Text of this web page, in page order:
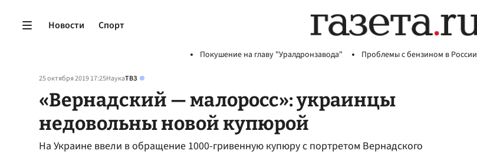
Новости Спорт
Покушение на главу "Уралдронзавода" Проблемы с бензином в России
25 октября 2019 17:25НаукаТВЗ
«Вернадский — малоросс»: украинцы
недовольны новой купюрой
На Украине ввели в обращение 1000-гривенную купюру с портретом Вернадского